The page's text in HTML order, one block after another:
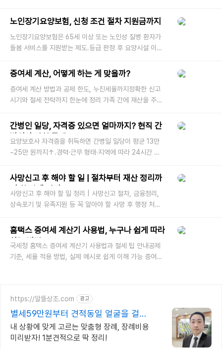
가 부과될 수 있음. 자녀
노인장기요양보험, 신청 조건 절차 지원금까지
노인장기요양보험은 65세 이상 또는 노인성 질병 환자가
돌봄 서비스를 지원받는 제도.등급 판정 후 요양시설 이용,
양보험, 정확히 뭘
증여세 계산, 어떻게 하는 게 맞을까?
증여세 계산 방법과 공제 한도, 누진세율까지정확한 신고
시기와 절세 전략까지 한눈에 정리 가족 간에 재산을 주고
단순한 증여라
간병인 일당, 자격증 있으면 얼마까지? 현직 간
병인이 밝힌 금액
요양보호사 자격증을 취득하면 간병일 일당이 평균 13만
~25만 원까지↑.경력·근무 형태·지역에 따라 24시간 근
면서 ‘자격증 하나로 일당
사망신고 후 해야 할 일 | 절차부터 재산 정리까
지 한 번에 정리
사망신고 후 해야 할 일 정리 | 사망신고 절차, 금융정리,
상속포기 및 유족지원 등 꼭 알아야 할 사망 후 행정 처리
하세요. 가족이나 가
홈택스 증여세 계산기 사용법, 누구나 쉽게 따라
하는 방법
국세청 홈택스 증여세 계산기 사용법과 절세 팁 안내공제
기준, 세율 적용 방법, 실제 예시로 쉽게 이해 가능 증여를
https://알뜰상조.com 광고
별세59만원부터 견적동일 얼굴을 걸고
처음부터 끝까지
내 상황에 맞게 고르는 맞춤형 장례, 장례비용
미리받자! 1분견적으로 딱 정리!